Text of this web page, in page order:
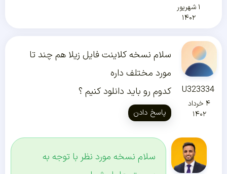
۱ شهریور
۱۴۰۲
U323334
۴ خرداد
۱۴۰۲
سلام نسخه کلاینت فایل زیلا هم چند تا
مورد مختلف داره
کدوم رو باید دانلود کنیم ؟
پاسخ دادن
سلام نسخه مورد نظر با توجه به